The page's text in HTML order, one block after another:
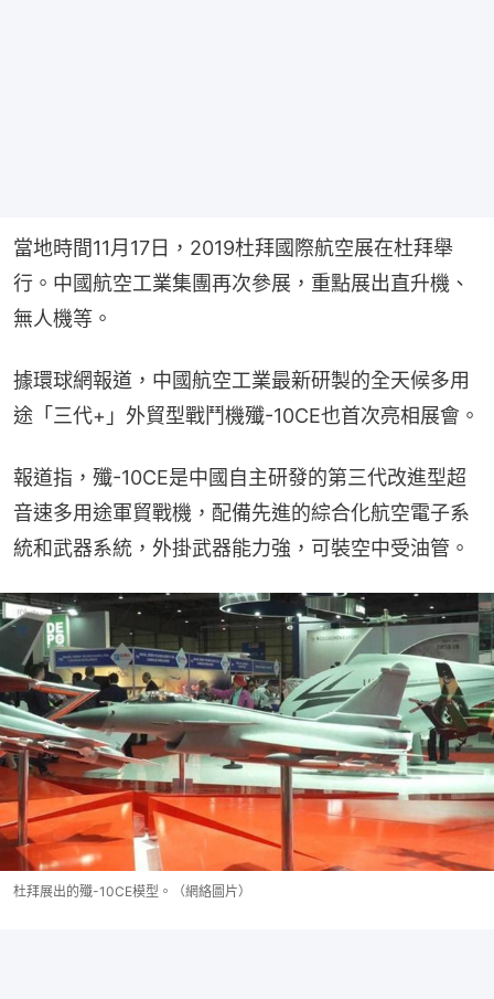
當地時間11月17日，2019杜拜國際航空展在杜拜舉
行。中國航空工業集團再次參展，重點展出直升機、
無人機等。
據環球網報道，中國航空工業最新研製的全天候多用
途「三代+」外貿型戰鬥機殲-10CE也首次亮相展會。
報道指，殲-10CE是中國自主研發的第三代改進型超
音速多用途軍貿戰機，配備先進的綜合化航空電子系
統和武器系統，外掛武器能力強，可裝空中受油管。
杜拜展出的殲-10CE模型。（網絡圖片）